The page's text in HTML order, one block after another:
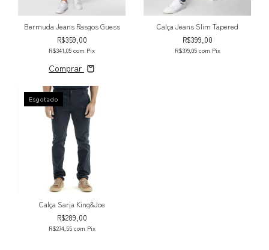
Bermuda Jeans Rasgos Guess
R$359,00
R$341,05 com Pix
Comprar
Calça Jeans Slim Tapered
R$399,00
R$379,05 com Pix
Esgotado
Calça Sarja King&Joe
R$289,00
R$274,55 com Pix